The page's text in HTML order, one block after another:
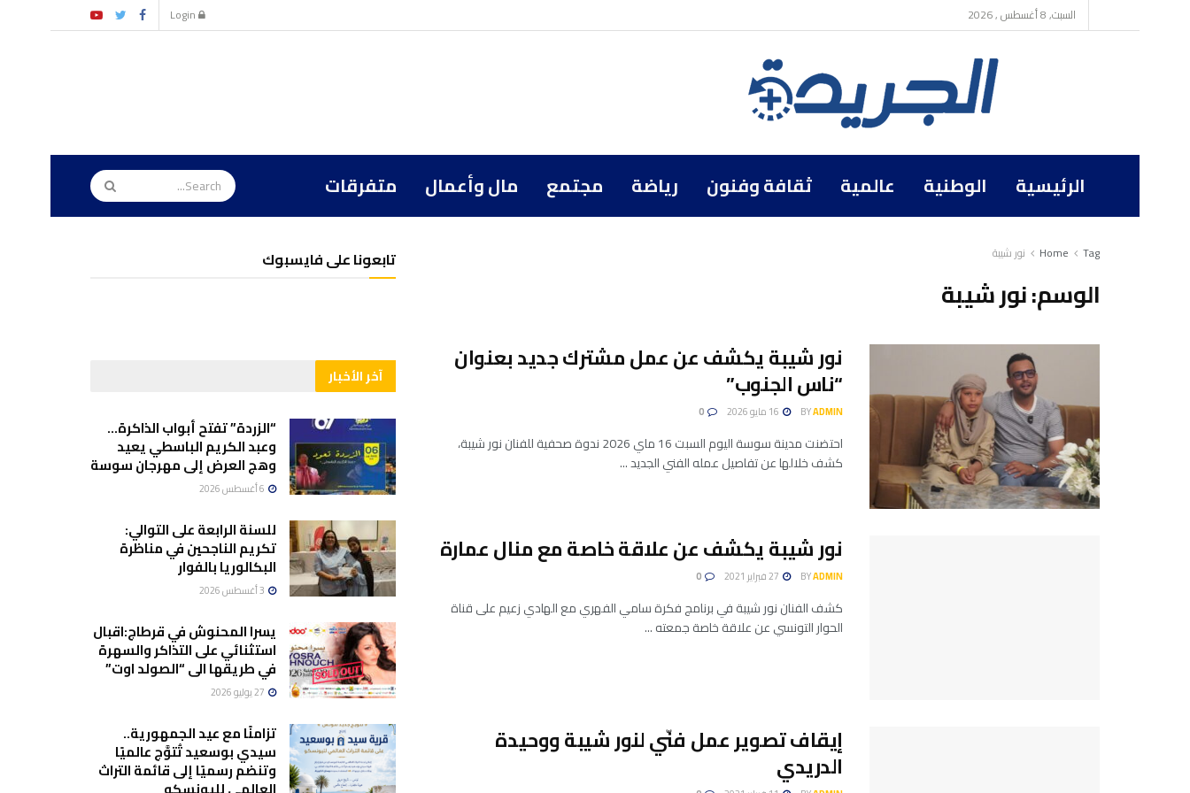
السبت, 8 أغسطس , 2026
الرئيسية الوطنية عالمية ثقافة وفنون رياضة مجتمع مال وأعمال متفرقات
Home Tag نور شيبة
الوسم:نور شيبة
نور شيبة يكشف عن عمل مشترك جديد بعنوان
“ناس الجنوب”
BYADMIN
احتضنت مدينة سوسة اليوم السبت 16 ماي 2026 ندوة صحفية للفنان نور شيبة،
كشف خلالها عن تفاصيل عمله الفني الجديد ...
نور شيبة يكشف عن علاقة خاصة مع منال عمارة
BYADMIN
كشف الفنان نور شيبة في برنامج فكرة سامي الفهري مع الهادي زعيم على قناة
الحوار التونسي عن علاقة خاصة جمعته ...
إيقاف تصوير عمل فنّي لنور شيبة ووحيدة
الدريدي
تابعونا على فايسبوك
آخر الأخبار
“الزردة” تفتح أبواب الذاكرة…
وعبد الكريم الباسطي يعيد
وهج العرض إلى مهرجان سوسة
للسنة الرابعة على التوالي:
تكريم الناجحين في مناظرة
البكالوريا بالفوار
يسرا المحنوش في قرطاج:اقبال
استثنائي على التذاكر والسهرة
في طريقها الى “الصولد اوت”
تزامنًا مع عيد الجمهورية..
سيدي بوسعيد تُتوَّج عالميًا
وتنضم رسميًا إلى قائمة التراث